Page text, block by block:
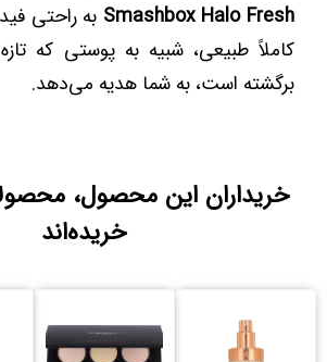
Smashbox Halo Fresh به راحتی
کاملاً طبیعی، شبیه به پوستی که
برگشته است، به شما هدیه می‌دهد.
خریداران این محصول،
خریده‌اند